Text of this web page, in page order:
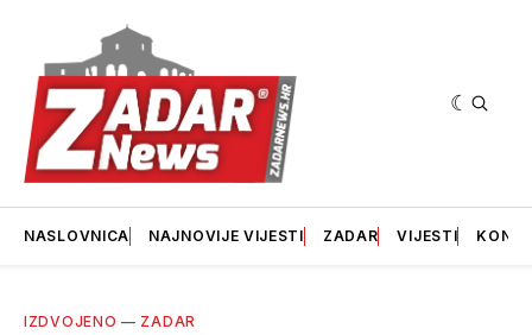
NASLOVNICA NAJNOVIJE VIJESTI ZADAR VIJESTI
IZDVOJENO — ZADAR